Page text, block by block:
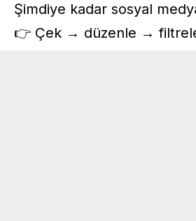
Şimdiye kadar sosyal
👉 Çek → düzenle →